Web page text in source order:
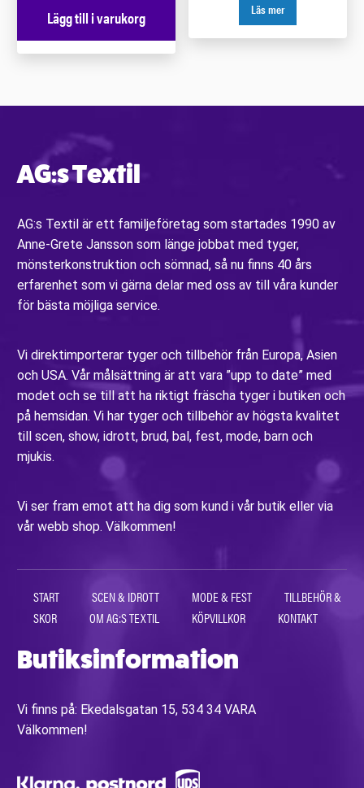
Lägg till i varukorg Läs mer
AG:s Textil
AG:s Textil är ett familjeföretag som startades 1990 av
Anne-Grete Jansson som länge jobbat med tyger,
mönsterkonstruktion och sömnad, så nu finns 40 års
erfarenhet som vi gärna delar med oss av till våra kunder
för bästa möjliga service.
Vi direktimporterar tyger och tillbehör från Europa, Asien
och USA. Vår målsättning är att vara ”upp to date” med
modet och se till att ha riktigt fräscha tyger i butiken och
på hemsidan. Vi har tyger och tillbehör av högsta kvalitet
till scen, show, idrott, brud, bal, fest, mode, barn och
mjukis.
Vi ser fram emot att ha dig som kund i vår butik eller via
vår webb shop. Välkommen!
START SCEN & IDROTT MODE & FEST
TILLBEHÖR &
SKOR
OM AG:S TEXTIL KÖPVILLKOR KONTAKT
Butiksinformation
Vi finns på: Ekedalsgatan 15, 534 34 VARA
Välkommen!